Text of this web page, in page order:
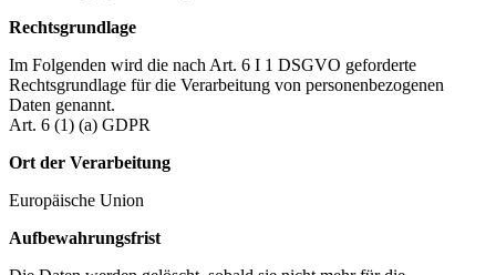
Rechtsgrundlage
Im Folgenden wird die nach Art. 6 I 1 DSGVO geforderte
Rechtsgrundlage für die Verarbeitung von personenbezogenen
Daten genannt.
Art. 6 (1) (a) GDPR
Ort der Verarbeitung
Europäische Union
Aufbewahrungsfrist